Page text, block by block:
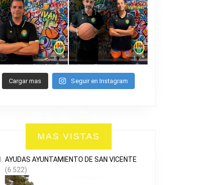
Cargar mas Seguir en Instagram
MAS VISTAS
AYUDAS AYUNTAMIENTO DE SAN VICENTE
(6.522)